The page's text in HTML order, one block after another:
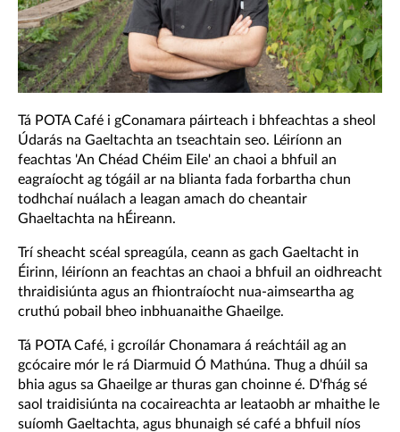
Tá POTA Café i gConamara páirteach i bhfeachtas a sheol
Údarás na Gaeltachta an tseachtain seo. Léiríonn an
feachtas 'An Chéad Chéim Eile' an chaoi a bhfuil an
eagraíocht ag tógáil ar na blianta fada forbartha chun
todhchaí nuálach a leagan amach do cheantair
Ghaeltachta na hÉireann.
Trí sheacht scéal spreagúla, ceann as gach Gaeltacht in
Éirinn, léiríonn an feachtas an chaoi a bhfuil an oidhreacht
thraidisiúnta agus an fhiontraíocht nua-aimseartha ag
cruthú pobail bheo inbhuanaithe Ghaeilge.
Tá POTA Café, i gcroílár Chonamara á reáchtáil ag an
gcócaire mór le rá Diarmuid Ó Mathúna. Thug a dhúil sa
bhia agus sa Ghaeilge ar thuras gan choinne é. D'fhág sé
saol traidisiúnta na cocaireachta ar leataobh ar mhaithe le
suíomh Gaeltachta, agus bhunaigh sé café a bhfuil níos